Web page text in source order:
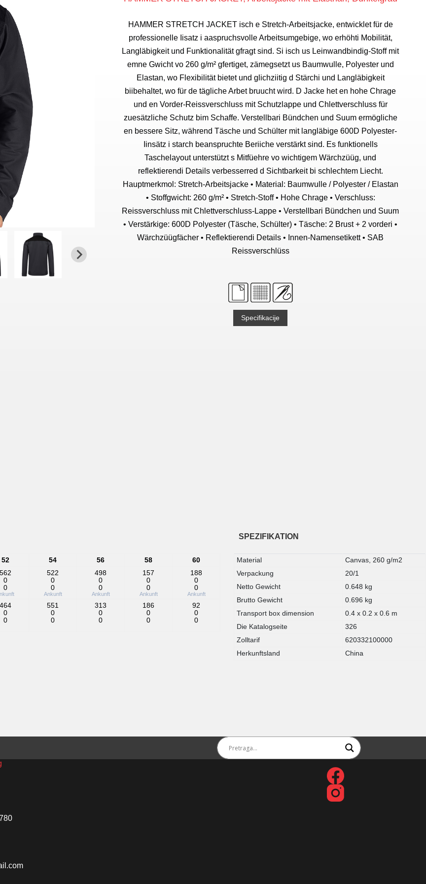
HAMMER STRETCH JACKET isch e Stretch-Arbeitsjacke, entwicklet für de
professionelle Iisatz i aaspruchsvolle Arbeitsumgebige, wo erhöhti Mobilität,
Langläbigkeit und Funktionalität gfragt sind. Si isch us Leinwandbindig-Stoff mit
emne Gwicht vo 260 g/m² gfertiget, zämegsetzt us Baumwulle, Polyester und
Elastan, wo Flexibilität bietet und glichziitig d Stärchi und Langläbigkeit
biibehaltet, wo für de tägliche Arbet bruucht wird. D Jacke het en hohe Chrage
und en Vorder-Reissverschluss mit Schutzlappe und Chlettverschluss für
zuesätzliche Schutz bim Schaffe. Verstellbari Bündchen und Suum ermögliche
en bessere Sitz, während Täsche und Schülter mit langläbige 600D Polyester-
Iinsätz i starch beanspruchte Beriiche verstärkt sind. Es funktionells
Taschelayout unterstützt s Mitfüehre vo wichtigem Wärchzüüg, und
reflektierendi Details verbesserred d Sichtbarkeit bi schlechtem Liecht.
Hauptmerkmol: Stretch-Arbeitsjacke • Material: Baumwulle / Polyester / Elastan
• Stoffgwicht: 260 g/m² • Stretch-Stoff • Hohe Chrage • Verschluss:
Reissverschluss mit Chlettverschluss-Lappe • Verstellbari Bündchen und Suum
• Verstärkige: 600D Polyester (Täsche, Schülter) • Täsche: 2 Brust + 2 vorderi •
Wärchzüügfächer • Reflektierendi Details • Innen-Namensetikett • SAB
Reissverschlüss
Specifikacije
52 54 56 58 60
562
0
0
522
0
0
Ankunft
498
0
0
Ankunft
157
0
0
Ankunft
188
0
0
Ankunft
464
0
0
551
0
0
313
0
0
186
0
0
92
0
0
SPEZIFIKATION
Material
Canvas, 260 g/m2
Verpackung
20/1
Netto Gewicht
0.648 kg
Brutto Gewicht
0.696 kg
Transport box dimension
0.4 x 0.2 x 0.6 m
Die Katalogseite
326
Zolltarif
620332100000
Herkunftsland
China